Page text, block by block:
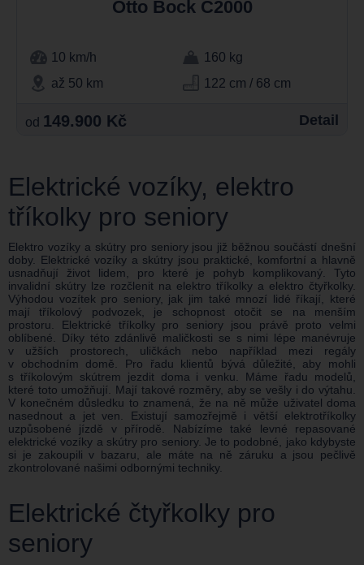
Otto Bock C2000
10 km/h
160 kg
až 50 km
122 cm / 68 cm
od 149.900 Kč Detail
Elektrické vozíky, elektro
tříkolky pro seniory
Elektro vozíky a skútry pro seniory jsou již běžnou součástí dnešní
doby. Elektrické vozíky a skútry jsou praktické, komfortní a hlavně
usnadňují život lidem, pro které je pohyb komplikovaný. Tyto
invalidní skútry lze rozčlenit na elektro tříkolky a elektro čtyřkolky.
Výhodou vozítek pro seniory, jak jim také mnozí lidé říkají, které
mají tříkolový podvozek, je schopnost otočit se na menším
prostoru. Elektrické tříkolky pro seniory jsou právě proto velmi
oblíbené. Díky této zdánlivě maličkosti se s nimi lépe manévruje
v užších prostorech, uličkách nebo například mezi regály
v obchodním domě. Pro řadu klientů bývá důležité, aby mohli
s tříkolovým skútrem jezdit doma i venku. Máme řadu modelů,
které toto umožňují. Mají takové rozměry, aby se vešly i do výtahu.
V konečném důsledku to znamená, že na ně může uživatel doma
nasednout a jet ven. Existují samozřejmě i větší elektrotříkolky
uzpůsobené jízdě v přírodě. Nabízíme také levné repasované
elektrické vozíky a skútry pro seniory. Je to podobné, jako kdybyste
si je zakoupili v bazaru, ale máte na ně záruku a jsou pečlivě
zkontrolované našimi odbornými techniky.
Elektrické čtyřkolky pro
seniory